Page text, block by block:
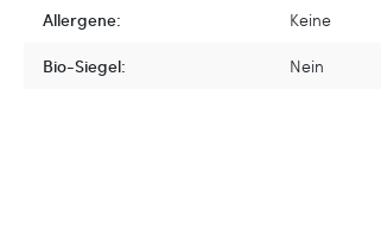
Allergene:
Keine
Bio-Siegel:
Nein